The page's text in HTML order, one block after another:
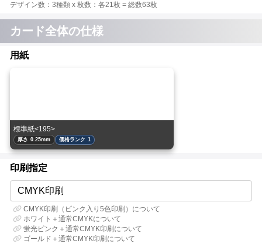
デザイン数：3種類 x 枚数：各21枚 = 総数63枚
カード全体の仕様
用紙
標準紙<195>
厚さ 0.25mm 価格ランク 1
印刷指定
CMYK印刷
CMYK印刷（ピンク入り5色印刷）について
ホワイト＋通常CMYKについて
蛍光ピンク＋通常CMYK印刷について
ゴールド＋通常CMYK印刷について